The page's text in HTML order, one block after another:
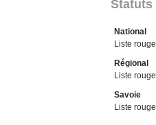
Statuts
National
Liste rouge
Régional
Liste rouge
Savoie
Liste rouge